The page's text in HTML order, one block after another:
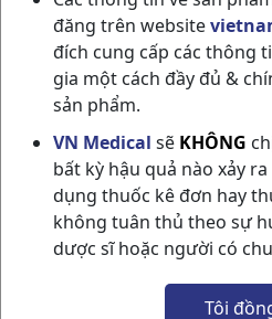
đăng trên website
đích cung cấp các thông
gia một cách đầy đủ &
sản phẩm.
VN Medical sẽ KHÔNG
bất kỳ hậu quả nào xảy
dụng thuốc kê đơn hay
không tuân thủ theo sự
dược sĩ hoặc người có
Tôi
PAROKEY H3VI10V
NSX:Davipharma
Nhóm hàng:Thần Kinh
Chia sẻ qua mạng xã hội: